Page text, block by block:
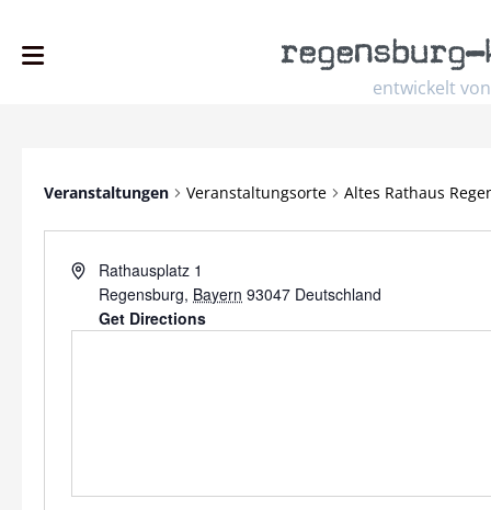
entwickelt von
regensburg–
Veranstaltungen Veranstaltungsorte Altes Rathaus
AddressRathausplatz 1
Regensburg, Bayern 93047 Deutschland
Get Directions